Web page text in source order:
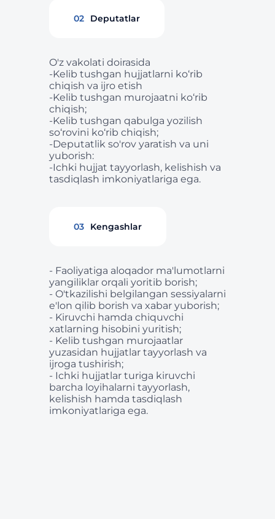
02 Deputatlar
O'z vakolati doirasida
-Kelib tushgan hujjatlarni ko‘rib
chiqish va ijro etish
-Kelib tushgan murojaatni ko‘rib
chiqish;
-Kelib tushgan qabulga yozilish
so‘rovini ko‘rib chiqish;
-Deputatlik so'rov yaratish va uni
yuborish:
-Ichki hujjat tayyorlash, kelishish va
tasdiqlash imkoniyatlariga ega.
03 Kengashlar
- Faoliyatiga aloqador ma'lumotlarni
yangiliklar orqali yoritib borish;
- O'tkazilishi belgilangan sessiyalarni
e'lon qilib borish va xabar yuborish;
- Kiruvchi hamda chiquvchi
xatlarning hisobini yuritish;
- Kelib tushgan murojaatlar
yuzasidan hujjatlar tayyorlash va
ijroga tushirish;
- Ichki hujjatlar turiga kiruvchi
barcha loyihalarni tayyorlash,
kelishish hamda tasdiqlash
imkoniyatlariga ega.